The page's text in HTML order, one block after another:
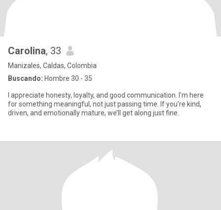
Carolina, 33
Manizales, Caldas, Colombia
Buscando: Hombre 30 - 35
I appreciate honesty, loyalty, and good communication. I’m here
for something meaningful, not just passing time. If you’re kind,
driven, and emotionally mature, we’ll get along just fine.